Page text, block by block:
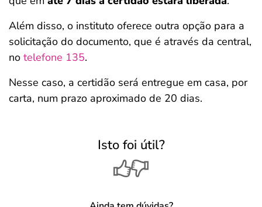
Além disso, o instituto oferece outra opção para a
solicitação do documento, que é através da central,
no telefone 135.
Nesse caso, a certidão será entregue em casa, por
carta, num prazo aproximado de 20 dias.
Isto foi útil?